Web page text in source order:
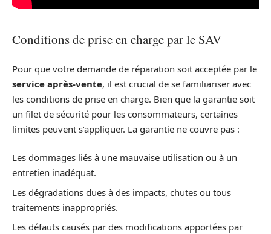
Conditions de prise en charge par le SAV
Pour que votre demande de réparation soit acceptée par le
service après-vente, il est crucial de se familiariser avec
les conditions de prise en charge. Bien que la garantie soit
un filet de sécurité pour les consommateurs, certaines
limites peuvent s’appliquer. La garantie ne couvre pas :
Les dommages liés à une mauvaise utilisation ou à un
entretien inadéquat.
Les dégradations dues à des impacts, chutes ou tous
traitements inappropriés.
Les défauts causés par des modifications apportées par